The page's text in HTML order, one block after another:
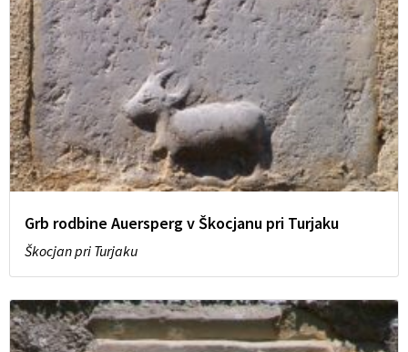
Grb rodbine Auersperg v Škocjanu pri Turjaku
Škocjan pri Turjaku